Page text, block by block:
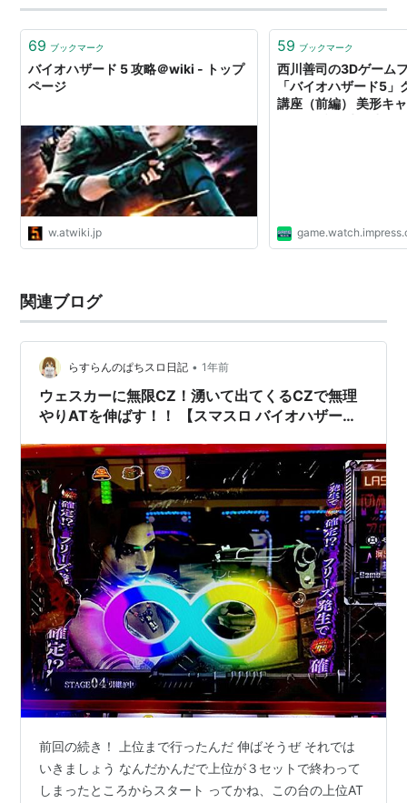
69 ブックマーク
バイオハザード 5 攻略＠wiki - トップ
ページ
w.atwiki.jp
59 ブックマーク
西川善司の3Dゲーム
「バイオハザード5」
講座（前編） 美形キ
関連ブログ
らすらんのぱちスロ日記 • 1年前
ウェスカーに無限CZ！湧いて出てくるCZで無理
やりATを伸ばす！！ 【スマスロ バイオハザード
前回の続き！ 上位まで行ったんだ 伸ばそうぜ それでは
いきましょう なんだかんだで上位が３セットで終わって
しまったところからスタート ってかね、この台の上位AT